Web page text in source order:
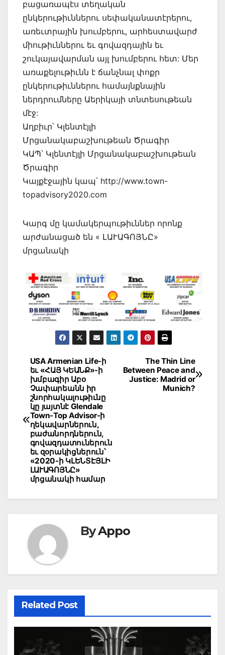
բացառապէս տեղական
ընկերութիւններու սեփականատէրերու,
առեւտրային խումբերու, արհեստավարժ
միութիւններու եւ գովազդային եւ
շուկայավարման այլ խումբերու հետ: Մեր
առաքելութիւնն է ճանչնալ փոքր
ընկերութիւններու համայնքնային
ներդրումները Աերիկայի տնտեսութեան
մէջ:
Աղբիւր՝ Կլենտէյլի
Մրցանակաբաշխութեան Ծրագիր
ԿԱՊ՝ Կլենտէյլի Մրցանակաբաշխութեան
Ծրագիր
Կայքէջային կապ՝ http://www.town-
topadvisory2020.com
Կարգ մը կամակերպութիւններ որոնք
արժանացած են « ԼԱՒԱԳՈՅՆԸ»
մրցանակի
Post
navigation
The Thin Line
Between Peace and
Justice: Madrid or
Munich?
USA Armenian Life-ի
եւ «ՀԱՅ ԿԵԱՆՔ»-ի
խմբագիր Աբօ
Չափարեանն իր
շնորհակալութիւնը
կը յայտնէ Glendale
Town-Top Advisor-ի
ղեկավարներուն,
բաժանորդներուն,
գովազդատուներուն
եւ զօրակիցներուն՝
«2020-ի ԿԼԵՆՏԷՅԼԻ
ԼԱՒԱԳՈՅՆԸ»
մրցանակի համար
ByAppo
Related Post